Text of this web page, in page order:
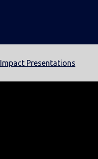
Impact Presentations